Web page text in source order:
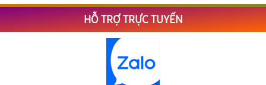
HỖ TRỢ TRỰC TUYẾN